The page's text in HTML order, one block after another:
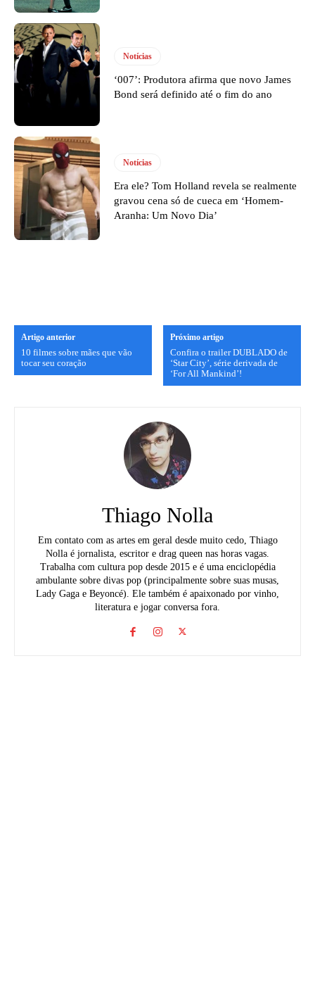
Notícias
‘007’: Produtora afirma que novo James
Bond será definido até o fim do ano
Notícias
Era ele? Tom Holland revela se realmente
gravou cena só de cueca em ‘Homem-
Aranha: Um Novo Dia’
Artigo anterior
10 filmes sobre mães que vão
tocar seu coração
Próximo artigo
Confira o trailer DUBLADO de
‘Star City’, série derivada de
‘For All Mankind’!
Thiago Nolla
Em contato com as artes em geral desde muito cedo, Thiago
Nolla é jornalista, escritor e drag queen nas horas vagas.
Trabalha com cultura pop desde 2015 e é uma enciclopédia
ambulante sobre divas pop (principalmente sobre suas musas,
Lady Gaga e Beyoncé). Ele também é apaixonado por vinho,
literatura e jogar conversa fora.